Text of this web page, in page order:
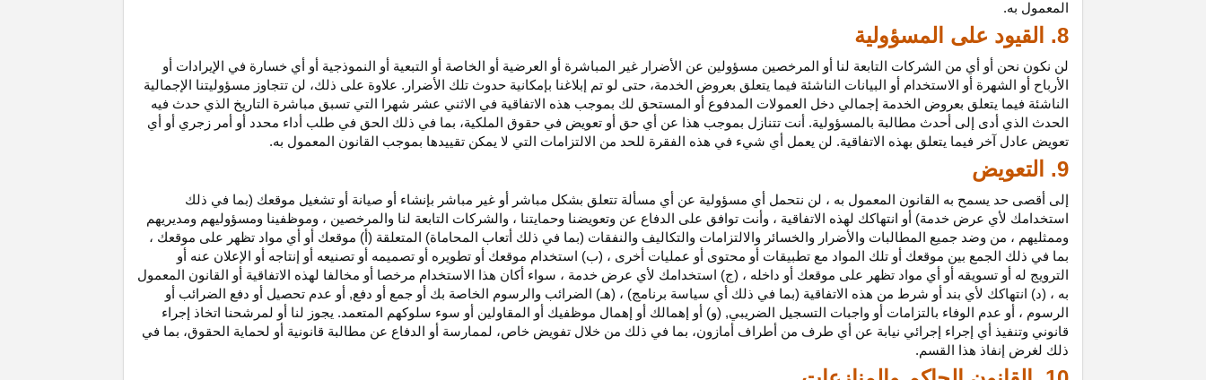
المعمول به.
8. القيود على المسؤولية
لن نكون نحن أو أي من الشركات التابعة لنا أو المرخصين مسؤولين عن الأضرار غير المباشرة أو العرضية أو الخاصة أو التبعية أو النموذجية أو أي خسارة في الإيرادات أو
الأرباح أو الشهرة أو الاستخدام أو البيانات الناشئة فيما يتعلق بعروض الخدمة، حتى لو تم إبلاغنا بإمكانية حدوث تلك الأضرار. علاوة على ذلك، لن تتجاوز مسؤوليتنا الإجمالية
الناشئة فيما يتعلق بعروض الخدمة إجمالي دخل العمولات المدفوع أو المستحق لك بموجب هذه الاتفاقية في الاثني عشر شهرا التي تسبق مباشرة التاريخ الذي حدث فيه
الحدث الذي أدى إلى أحدث مطالبة بالمسؤولية. أنت تتنازل بموجب هذا عن أي حق أو تعويض في حقوق الملكية، بما في ذلك الحق في طلب أداء محدد أو أمر زجري أو أي
تعويض عادل آخر فيما يتعلق بهذه الاتفاقية. لن يعمل أي شيء في هذه الفقرة للحد من الالتزامات التي لا يمكن تقييدها بموجب القانون المعمول به.
9. التعويض
إلى أقصى حد يسمح به القانون المعمول به ، لن نتحمل أي مسؤولية عن أي مسألة تتعلق بشكل مباشر أو غير مباشر بإنشاء أو صيانة أو تشغيل موقعك (بما في ذلك
استخدامك لأي عرض خدمة) أو انتهاكك لهذه الاتفاقية ، وأنت توافق على الدفاع عن وتعويضنا وحمايتنا ، والشركات التابعة لنا والمرخصين ، وموظفينا ومسؤوليهم ومديريهم
وممثليهم ، من وضد جميع المطالبات والأضرار والخسائر والالتزامات والتكاليف والنفقات (بما في ذلك أتعاب المحاماة) المتعلقة (أ) موقعك أو أي مواد تظهر على موقعك ،
بما في ذلك الجمع بين موقعك أو تلك المواد مع تطبيقات أو محتوى أو عمليات أخرى ، (ب) استخدام موقعك أو تطويره أو تصميمه أو تصنيعه أو إنتاجه أو الإعلان عنه أو
الترويج له أو تسويقه أو أي مواد تظهر على موقعك أو داخله ، (ج) استخدامك لأي عرض خدمة ، سواء أكان هذا الاستخدام مرخصا أو مخالفا لهذه الاتفاقية أو القانون المعمول
به ، (د) انتهاكك لأي بند أو شرط من هذه الاتفاقية (بما في ذلك أي سياسة برنامج) ، (هـ) الضرائب والرسوم الخاصة بك أو جمع أو دفع, أو عدم تحصيل أو دفع الضرائب أو
الرسوم ، أو عدم الوفاء بالتزامات أو واجبات التسجيل الضريبي, (و) أو إهمالك أو إهمال موظفيك أو المقاولين أو سوء سلوكهم المتعمد. يجوز لنا أو لمرشحنا اتخاذ إجراء
قانوني وتنفيذ أي إجراء إجرائي نيابة عن أي طرف من أطراف أمازون، بما في ذلك من خلال تفويض خاص، لممارسة أو الدفاع عن مطالبة قانونية أو لحماية الحقوق، بما في
ذلك لغرض إنفاذ هذا القسم.